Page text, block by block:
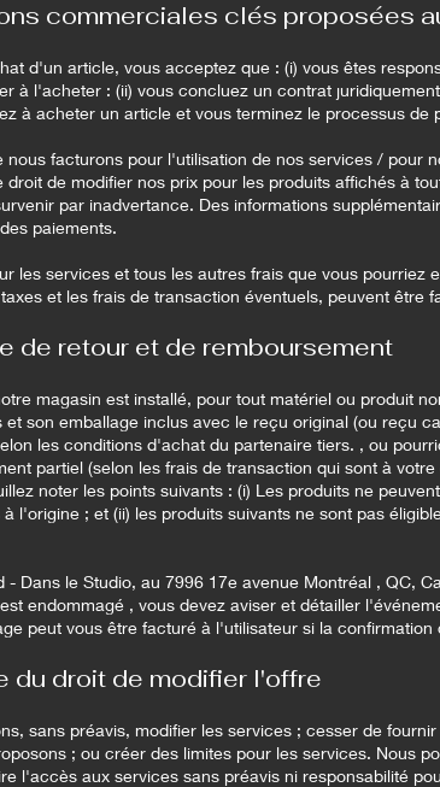
commerciales clés proposées
d'un article, vous acceptez que : (i) vous êtes
à l'acheter : (ii) vous concluez un contrat
à acheter un article et vous terminez le processus de
nous facturons pour l'utilisation de nos services / pour
droit de modifier nos prix pour les produits affichés à
par inadvertance. Des informations
paiements.
les services et tous les autres frais que vous
et les frais de transaction éventuels, peuvent être
de retour et de remboursement
magasin est installé, pour tout matériel ou produit
et son emballage inclus avec le reçu original (ou reçu
les conditions d'achat du partenaire tiers. , ou
partiel (selon les frais de transaction qui sont à
noter les points suivants : (i) Les produits ne
l'origine ; et (ii) les produits suivants ne sont pas
- Dans le Studio, au 7996 17e avenue Montréal , QC,
endommagé , vous devez aviser et détailler
peut vous être facturé à l'utilisateur si la
du droit de modifier l'offre
sans préavis, modifier les services ; cesser de
; ou créer des limites pour les services. Nous
l'accès aux services sans préavis ni responsabilité